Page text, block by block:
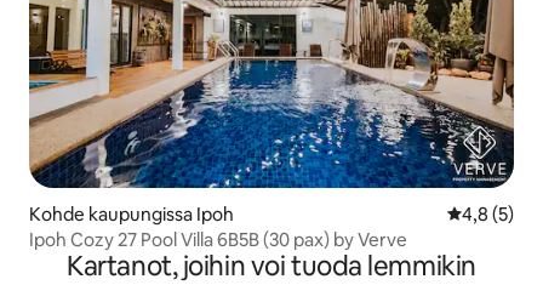
Kohde kaupungissa Ipoh
4,8 (5)
Ipoh Cozy 27 Pool Villa 6B5B (30 pax) by Verve
Kartanot, joihin voi tuoda lemmikin